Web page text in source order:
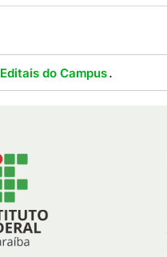
Editais do Campus.